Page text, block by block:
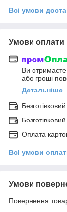
Всі умови
Умови оплати
Ви
або гроші
Детальніше
Оплата
Всі умови
Умови
Повернення